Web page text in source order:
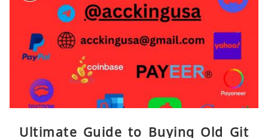
Ultimate Guide to Buying Old Git